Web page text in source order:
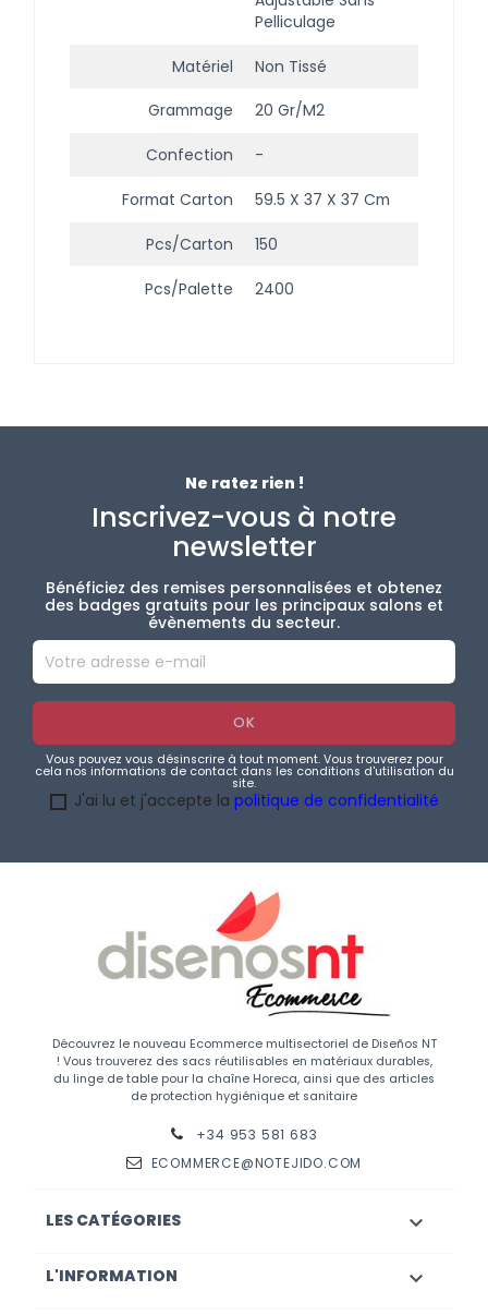
Pelliculage
Matériel Non Tissé
Grammage 20 Gr/m2
Confection -
Format Carton 59.5 X 37 X 37 Cm
Pcs/carton 150
Pcs/palette 2400
Ne ratez rien !
Inscrivez-vous à notre
newsletter
Bénéficiez des remises personnalisées et obtenez
des badges gratuits pour les principaux salons et
évènements du secteur.
Vous pouvez vous désinscrire à tout moment. Vous trouverez pour
cela nos informations de contact dans les conditions d'utilisation du
site.
J'ai lu et j'accepte la politique de confidentialité
Découvrez le nouveau Ecommerce multisectoriel de Diseños NT
! Vous trouverez des sacs réutilisables en matériaux durables,
du linge de table pour la chaîne Horeca, ainsi que des articles
de protection hygiénique et sanitaire
+34 953 581 683
ECOMMERCE@NOTEJIDO.COM
LES CATÉGORIES 
L'INFORMATION 